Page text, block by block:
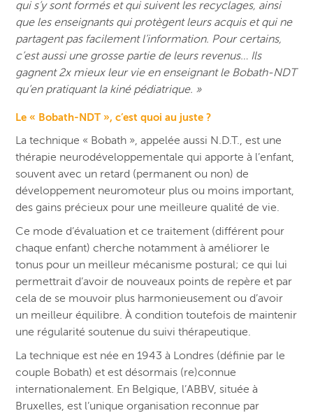
qui s’y sont formés et qui suivent les recyclages, ainsi
que les enseignants qui protègent leurs acquis et qui ne
partagent pas facilement l’information. Pour certains,
c’est aussi une grosse partie de leurs revenus… Ils
gagnent 2x mieux leur vie en enseignant le Bobath-NDT
qu’en pratiquant la kiné pédiatrique. »
Le « Bobath-NDT », c’est quoi au juste ?
La technique « Bobath », appelée aussi N.D.T., est une
thérapie neurodéveloppementale qui apporte à l’enfant,
souvent avec un retard (permanent ou non) de
développement neuromoteur plus ou moins important,
des gains précieux pour une meilleure qualité de vie.
Ce mode d’évaluation et ce traitement (différent pour
chaque enfant) cherche notamment à améliorer le
tonus pour un meilleur mécanisme postural; ce qui lui
permettrait d’avoir de nouveaux points de repère et par
cela de se mouvoir plus harmonieusement ou d’avoir
un meilleur équilibre. À condition toutefois de maintenir
une régularité soutenue du suivi thérapeutique.
La technique est née en 1943 à Londres (définie par le
couple Bobath) et est désormais (re)connue
internationalement. En Belgique, l’ABBV, située à
Bruxelles, est l’unique organisation reconnue par